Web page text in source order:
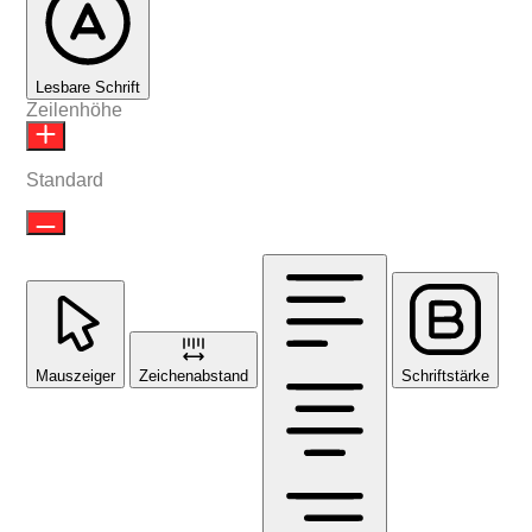
Lesbare Schrift
Zeilenhöhe
Standard
Mauszeiger Zeichenabstand Schriftstärke